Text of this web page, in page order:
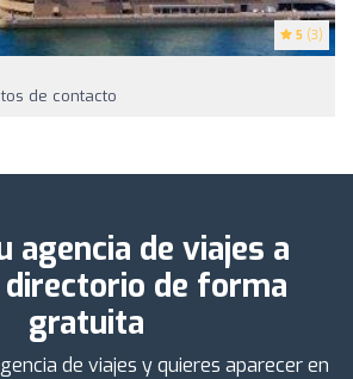
5 (3)
de contacto
agencia de viajes a
de forma
gratuita
de viajes y quieres aparecer en